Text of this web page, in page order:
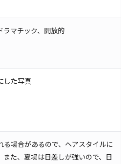
ラマチック、開放的
した写真
る場合があるので、ヘアスタイルに
また、夏場は日差しが強いので、日